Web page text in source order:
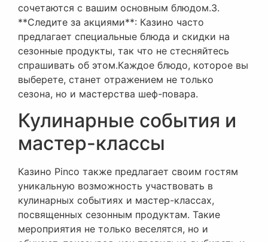
сочетаются с вашим основным блюдом.3.
**Следите за акциями**: Казино часто
предлагает специальные блюда и скидки на
сезонные продукты, так что не стесняйтесь
спрашивать об этом.Каждое блюдо, которое вы
выберете, станет отражением не только
сезона, но и мастерства шеф-повара.
Кулинарные события и
мастер-классы
Казино Pinco также предлагает своим гостям
уникальную возможность участвовать в
кулинарных событиях и мастер-классах,
посвященных сезонным продуктам. Такие
мероприятия не только веселятся, но и